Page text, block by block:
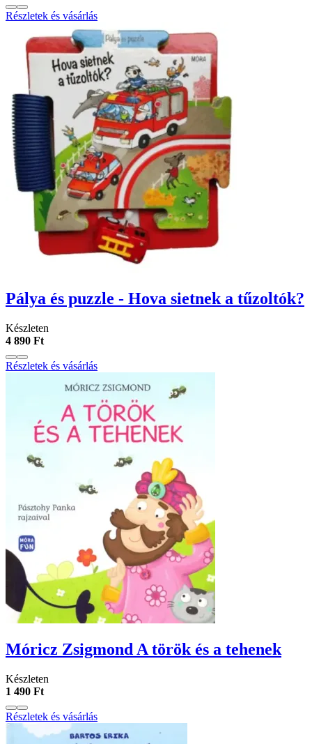
Részletek és vásárlás
Pálya és puzzle - Hova sietnek a tűzoltók?
Készleten
4 890 Ft
Részletek és vásárlás
Móricz Zsigmond A török és a tehenek
Készleten
1 490 Ft
Részletek és vásárlás